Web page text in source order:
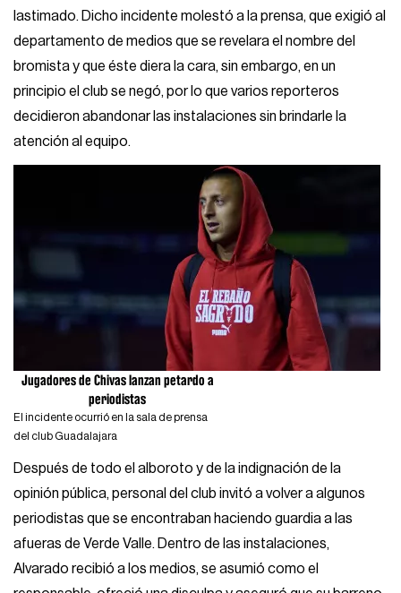
lastimado. Dicho incidente molestó a la prensa, que exigió al
departamento de medios que se revelara el nombre del
bromista y que éste diera la cara, sin embargo, en un
principio el club se negó, por lo que varios reporteros
decidieron abandonar las instalaciones sin brindarle la
atención al equipo.
Jugadores de Chivas lanzan petardo a
periodistas
El incidente ocurrió en la sala de prensa
del club Guadalajara
Después de todo el alboroto y de la indignación de la
opinión pública, personal del club invitó a volver a algunos
periodistas que se encontraban haciendo guardia a las
afueras de Verde Valle. Dentro de las instalaciones,
Alvarado recibió a los medios, se asumió como el